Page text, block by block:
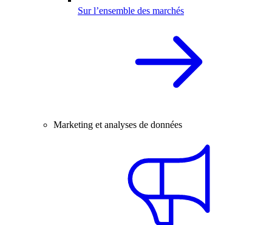
Sur l’ensemble des marchés
Marketing et analyses de données